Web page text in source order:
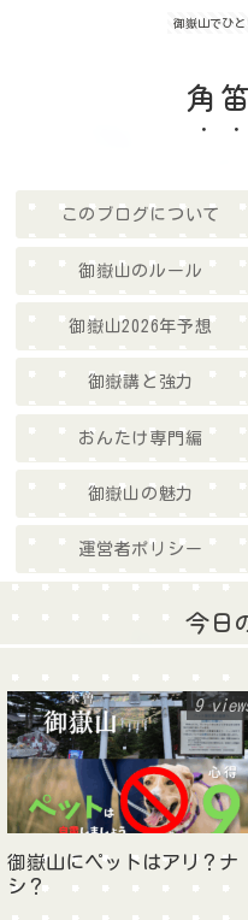
御嶽山でひ
角
このブログについて
御嶽山のルール
御嶽山2026年予想
御嶽講と強力
おんたけ専門編
御嶽山の魅力
運営者ポリシー
今日
御嶽山にペットはアリ？ナ
シ？
9